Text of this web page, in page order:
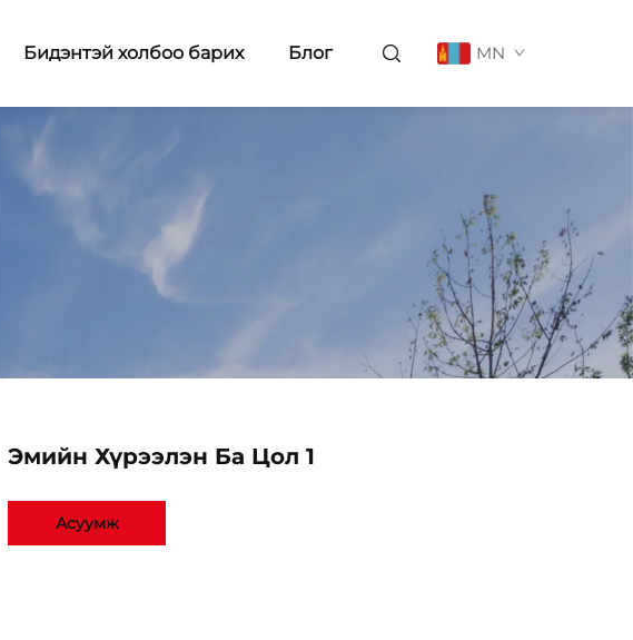
Бидэнтэй холбоо барих Блог MN
Эмийн Хүрээлэн Ба Цол 1
Асуумж